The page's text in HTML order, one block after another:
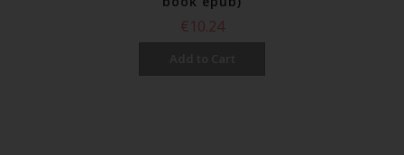
€10.24